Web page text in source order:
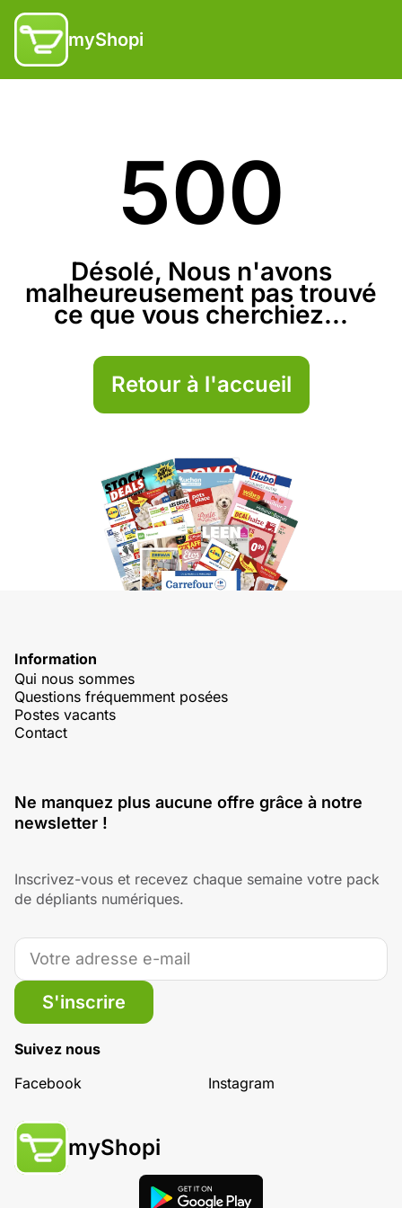
myShopi
500
Désolé, Nous n'avons
malheureusement pas trouvé
ce que vous cherchiez...
Retour à l'accueil
Information
Qui nous sommes
Questions fréquemment posées
Postes vacants
Contact
Ne manquez plus aucune offre grâce à notre
newsletter !
Inscrivez-vous et recevez chaque semaine votre pack
de dépliants numériques.
S'inscrire
Suivez nous
Facebook
Instagram
myShopi